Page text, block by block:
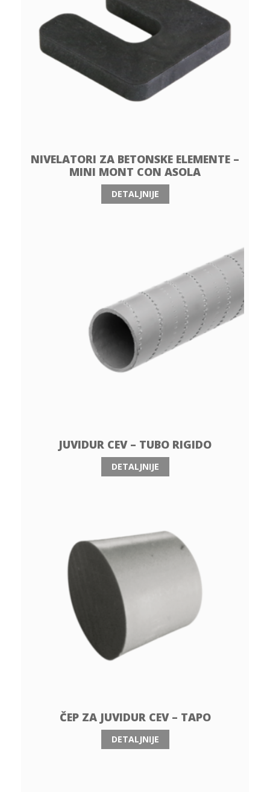
NIVELATORI ZA BETONSKE ELEMENTE –
MINI MONT CON ASOLA
DETALJNIJE
JUVIDUR CEV – TUBO RIGIDO
DETALJNIJE
ČEP ZA JUVIDUR CEV – TAPO
DETALJNIJE